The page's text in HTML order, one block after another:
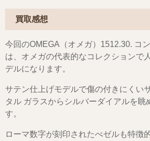
買取感想
今回のOMEGA（オメガ）1512.30. コ
は、オメガの代表的なコレクションで
デルになります。
サテン仕上げモデルで傷の付きにくい
タル ガラスからシルバーダイアルを眺
す。
ローマ数字が刻印されたべゼルも特徴